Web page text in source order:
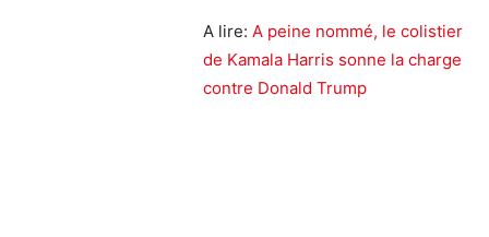
A lire: A peine nommé, le colistier
de Kamala Harris sonne la charge
contre Donald Trump